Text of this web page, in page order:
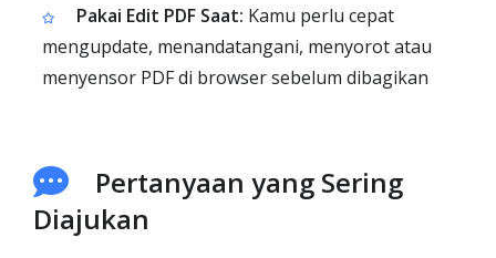
Pakai Edit PDF Saat: Kamu perlu cepat
mengupdate, menandatangani, menyorot atau
menyensor PDF di browser sebelum dibagikan
Pertanyaan yang Sering
Diajukan